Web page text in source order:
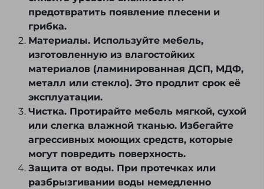
предотвратить появление плесени и
грибка.
Материалы. Используйте мебель,
изготовленную из влагостойких
материалов (ламинированная ДСП, МДФ,
металл или стекло). Это продлит срок её
эксплуатации.
Чистка. Протирайте мебель мягкой, сухой
или слегка влажной тканью. Избегайте
агрессивных моющих средств, которые
могут повредить поверхность.
Защита от воды. При протечках или
разбрызгивании воды немедленно